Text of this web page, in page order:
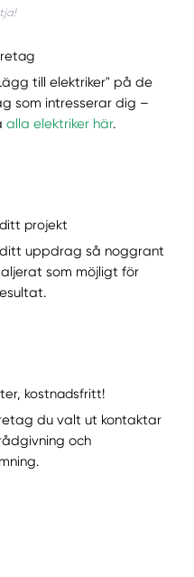
till elektriker" på de
som intresserar dig –
alla elektriker här.
projekt
ditt uppdrag så noggrant
som möjligt för
kostnadsfritt!
du valt ut kontaktar
och